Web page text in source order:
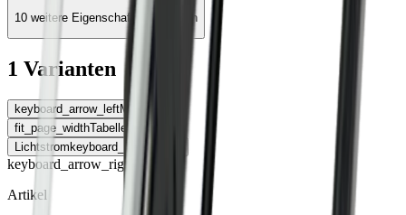
10 weitere Eigenschaften anzeigen
1 Varianten
keyboard_arrow_leftMontageart
fit_page_widthTabelle erweitern
Lichtstrom keyboard_arrow_right
keyboard_arrow_right
Artikel